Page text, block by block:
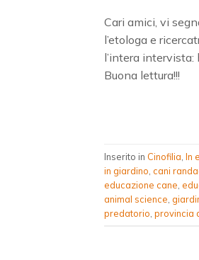
Cari amici, vi
l’etologa e
l’intera
Buona lettura!!!
Inserito in Cinofilia In
in giardino cani
educazione cane
animal science
predatorio provincia